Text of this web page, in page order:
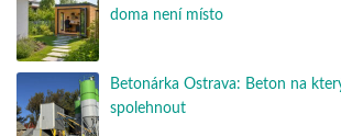
doma není místo
Betonárka Ostrava: Beton na
spolehnout